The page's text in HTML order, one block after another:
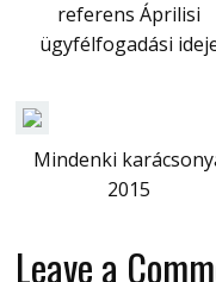
referens Áprilisi
ügyfélfogadási
Mindenki
2015
Leave a